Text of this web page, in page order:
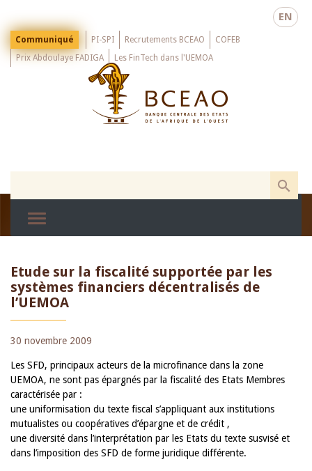
main
EN
Menu
Top
Communiqué PI-SPI Recrutements BCEAO
COFEB
Prix Abdoulaye FADIGA
Les FinTech dans l'UEMOA
Etude sur la fiscalité supportée par les
systèmes financiers décentralisés de
l’UEMOA
30 novembre 2009
Les SFD, principaux acteurs de la microfinance dans la zone
UEMOA, ne sont pas épargnés par la fiscalité des Etats Membres
caractérisée par :
une uniformisation du texte fiscal s’appliquant aux institutions
mutualistes ou coopératives d’épargne et de crédit ,
une diversité dans l’interprétation par les Etats du texte susvisé et
dans l’imposition des SFD de forme juridique différente.